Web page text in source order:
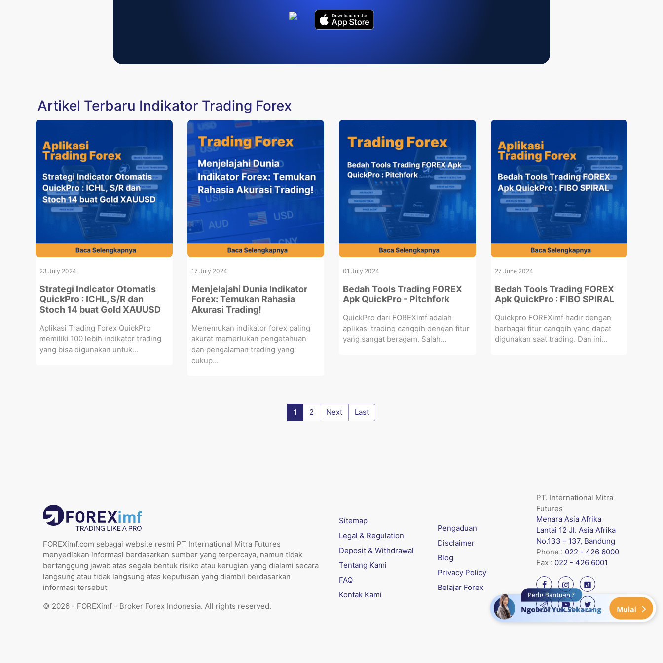
Artikel Terbaru Indikator Trading Forex
23 July 2024
Strategi Indicator Otomatis
QuickPro : ICHL, S/R dan
Stoch 14 buat Gold XAUUSD
Aplikasi Trading Forex QuickPro
memiliki 100 lebih indikator trading
yang bisa digunakan untuk...
17 July 2024
Menjelajahi Dunia Indikator
Forex: Temukan Rahasia
Akurasi Trading!
Menemukan indikator forex paling
akurat memerlukan pengetahuan
dan pengalaman trading yang
cukup...
01 July 2024
Bedah Tools Trading FOREX
Apk QuickPro - Pitchfork
QuickPro dari FOREXimf adalah
aplikasi trading canggih dengan fitur
yang sangat beragam. Salah...
27 June 2024
Bedah Tools Trading FOREX
Apk QuickPro : FIBO SPIRAL
Quickpro FOREXimf hadir dengan
berbagai fitur canggih yang dapat
digunakan saat trading. Dan ini...
1 2 Next Last
FOREXimf.com sebagai website resmi PT International Mitra Futures
menyediakan informasi berdasarkan sumber yang terpercaya, namun tidak
bertanggung jawab atas segala bentuk risiko atau kerugian yang dialami secara
langsung atau tidak langsung atas keputusan yang diambil berdasarkan
informasi tersebut
© 2026 - FOREXimf - Broker Forex Indonesia. All rights reserved.
Sitemap
Legal & Regulation
Deposit & Withdrawal
Tentang Kami
FAQ
Kontak Kami
Pengaduan
Disclaimer
Blog
Privacy Policy
Belajar Forex
PT. International Mitra
Futures
Menara Asia Afrika
Lantai 12 Jl. Asia Afrika
No.133 - 137, Bandung
Phone : 022 - 426 6000
Fax : 022 - 426 6001